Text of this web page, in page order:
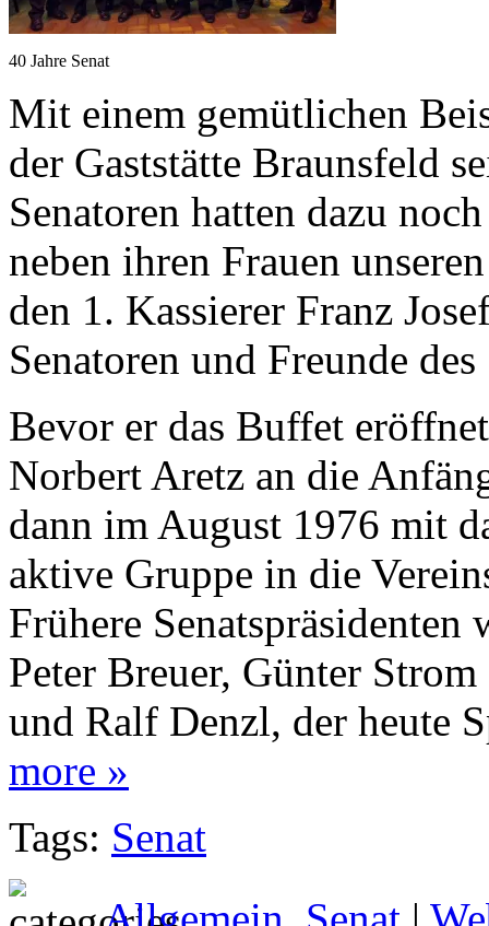
40 Jahre Senat
Mit einem gemütlichen
der Gaststätte Braunsfeld
Senatoren hatten dazu
neben ihren Frauen
den 1. Kassierer Franz
Senatoren und Freunde
Bevor er das Buffet
Norbert Aretz an die
dann im August 1976 mit
aktive Gruppe in die
Frühere
Peter Breuer, Günter
und Ralf Denzl, der heute
more »
Tags: Senat